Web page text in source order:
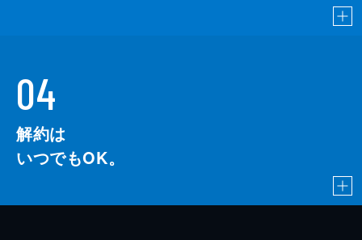
04
解約は
いつでもOK。